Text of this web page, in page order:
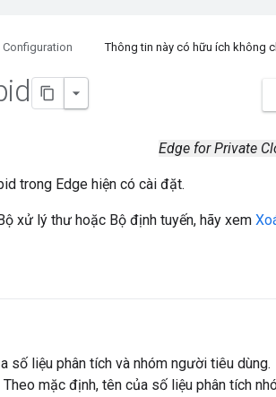
Configuration Thông tin này có hữu ích không
Edge for Private
trong Edge hiện có cài đặt.
xử lý thư hoặc Bộ định tuyến, hãy xem
số liệu phân tích và nhóm người tiêu dùng.
mặc định, tên của số liệu phân tích